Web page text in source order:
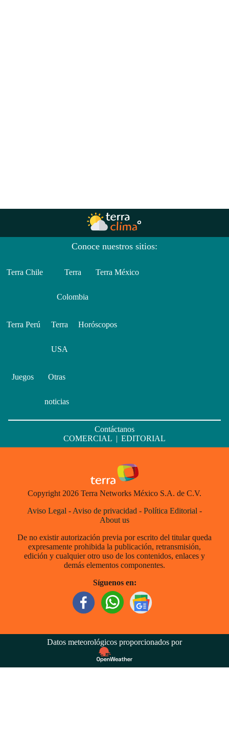
Conoce nuestros sitios:
Terra Chile Terra
Colombia
Terra México
Terra Perú Terra
USA
Horóscopos
Juegos Otras
noticias
Contáctanos
COMERCIAL | EDITORIAL
Copyright 2026 Terra Networks México S.A. de C.V.
Aviso Legal - Aviso de privacidad - Política Editorial -
About us
De no existir autorización previa por escrito del titular queda
expresamente prohibida la publicación, retransmisión,
edición y cualquier otro uso de los contenidos, enlaces y
demás elementos componentes.
Síguenos en:
Datos meteorológicos proporcionados por